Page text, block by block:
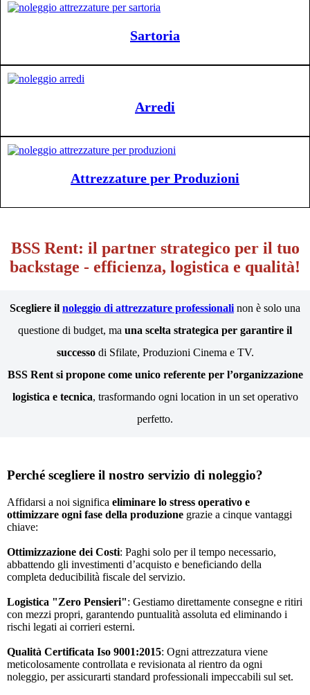
Sartoria
Arredi
Attrezzature per Produzioni
BSS Rent: il partner strategico per il tuo
backstage - efficienza, logistica e qualità!
Scegliere il noleggio di attrezzature professionali non è solo una
questione di budget, ma una scelta strategica per garantire il
successodi Sfilate, Produzioni Cinema e TV.
BSS Rent si propone come unico referente per l’organizzazione
logistica e tecnica, trasformando ogni location in un set operativo
perfetto.
Perché scegliere il nostro servizio di noleggio?
Affidarsi a noi significa eliminare lo stress operativo e
ottimizzare ogni fase della produzione grazie a cinque vantaggi
chiave:
Ottimizzazione dei Costi: Paghi solo per il tempo necessario,
abbattendo gli investimenti d’acquisto e beneficiando della
completa deducibilità fiscale del servizio.
Logistica "Zero Pensieri": Gestiamo direttamente consegne e ritiri
con mezzi propri, garantendo puntualità assoluta ed eliminando i
rischi legati ai corrieri esterni.
Qualità Certificata Iso 9001:2015: Ogni attrezzatura viene
meticolosamente controllata e revisionata al rientro da ogni
noleggio, per assicurarti standard professionali impeccabili sul set.